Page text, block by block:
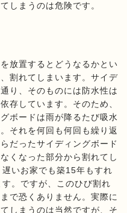
しまうのは危険です。
放置するとどうなるかとい
割れてしまいます。サイデ
り、そのものには防水性は
存しています。そのため、
ボードは雨が降るたび吸水
それを何回も何回も繰り返
だったサイディングボード
くなった部分から割れてし
いお家でも築15年もすれ
。ですが、このひび割れ
で恐くありません。実際に
しまうのは当然ですが、そ